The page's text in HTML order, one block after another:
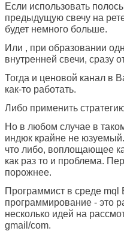
Если использовать
предыдущую свечу на
будет немного больше.
Или , при образовании
внутренней свечи, сразу
Тогда и ценовой канал в
как-то работать.
Либо применить
Но в любом случае в
индюк крайне не
что либо, воплощающее
как раз то и проблема.
порожнее.
Программист в среде
программирование - это
несколько идей на
gmail/com.